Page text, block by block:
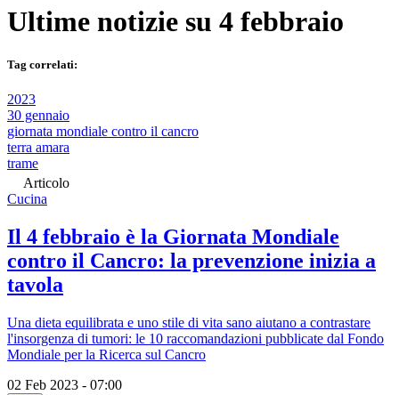
Ultime notizie su 4 febbraio
Tag correlati:
2023
30 gennaio
giornata mondiale contro il cancro
terra amara
trame
Articolo
Cucina
Il 4 febbraio è la Giornata Mondiale
contro il Cancro: la prevenzione inizia a
tavola
Una dieta equilibrata e uno stile di vita sano aiutano a contrastare
l'insorgenza di tumori: le 10 raccomandazioni pubblicate dal Fondo
Mondiale per la Ricerca sul Cancro
02 Feb 2023 - 07:00